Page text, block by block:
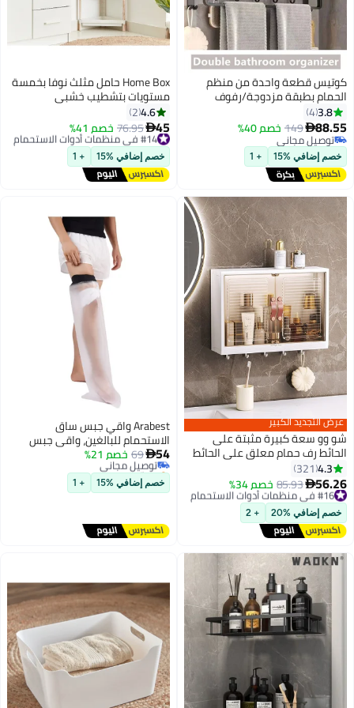
كوتيس قطعة واحدة من منظم
الحمام بطبقة مزدوجة/رفوف
الحمام/رف تخزين الحمام عالي
الجودة من الألومنيوم باللون الأسود
57 x 22 x 42 سنتيمتر
3.8
4
88.55
149 خصم 40%
توصيل مجاني
توصيل مجاني
خصم إضافي %15 + 1
Home Box حامل مثلث نوفا بخمسة
مستويات بتشطيب خشبي
4.6
2
45
76.95خصم 41% #14 في منظمات أدوات الاستحمام
توصيل مجاني
#14 في منظمات أدوات الاستحمام
خصم إضافي %15 + 1
عرض التجديد الكبير
شو وو سعة كبيرة مثبتة على
الحائط رف حمام معلق على الحائط
منظم حمام
4.3
321
56.26
85.93خصم 34% #16 في منظمات أدوات الاستحمام
توصيل مجاني
#16 في منظمات أدوات الاستحمام
خصم إضافي %20 + 2
Arabest واقي جبس ساق
الاستحمام للبالغين، واقي جبس
الساق، ضمادة استحمام مقاومة
للماء من مادة TPU، حماية مقاومة
للماء للساقين المكسورة والركبتين
وجروح الكاحل والحروق
54
69 خصم 21%
توصيل مجاني
بتخلّص بسرعة
توصيل مجاني
خصم إضافي %15 + 1